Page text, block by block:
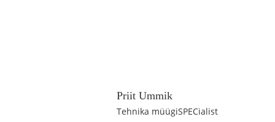
Priit Ummik
Tehnika müügiSPECialist